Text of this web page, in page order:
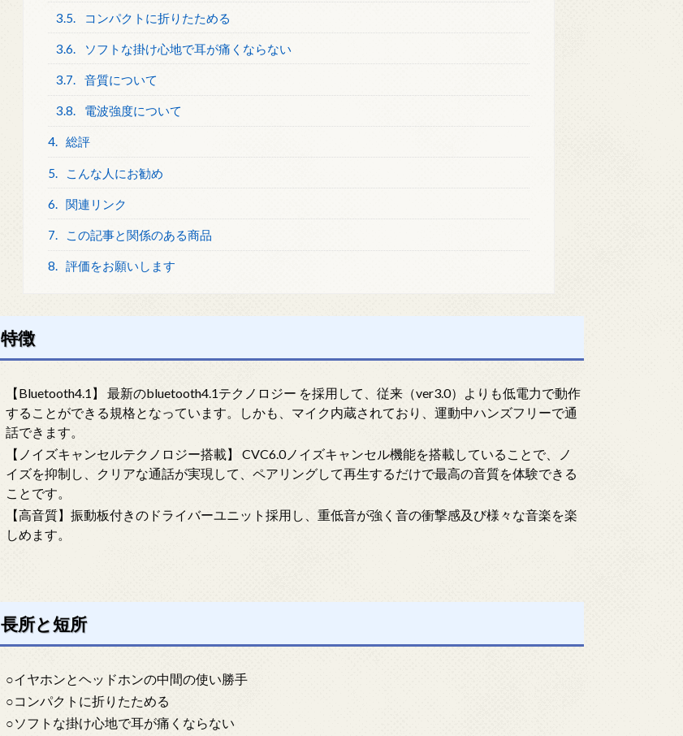
3.5. コンパクトに折りたためる
3.6. ソフトな掛け心地で耳が痛くならない
3.7. 音質について
3.8. 電波強度について
4. 総評
5. こんな人にお勧め
6. 関連リンク
7. この記事と関係のある商品
8. 評価をお願いします
特徴
【Bluetooth4.1】 最新のbluetooth4.1テクノロジー を採用して、従来（ver3.0）よりも低電力で動作
することができる規格となっています。しかも、マイク内蔵されており、運動中ハンズフリーで通
話できます。
【ノイズキャンセルテクノロジー搭載】 CVC6.0ノイズキャンセル機能を搭載していることで、ノ
イズを抑制し、クリアな通話が実現して、ペアリングして再生するだけで最高の音質を体験できる
ことです。
【高音質】振動板付きのドライバーユニット採用し、重低音が強く音の衝撃感及び様々な音楽を楽
しめます。
長所と短所
○イヤホンとヘッドホンの中間の使い勝手
○コンパクトに折りたためる
○ソフトな掛け心地で耳が痛くならない